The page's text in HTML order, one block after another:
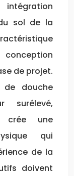
sol de la
de projet.
de douche
surélevé,
crée une
qui
de la
doivent